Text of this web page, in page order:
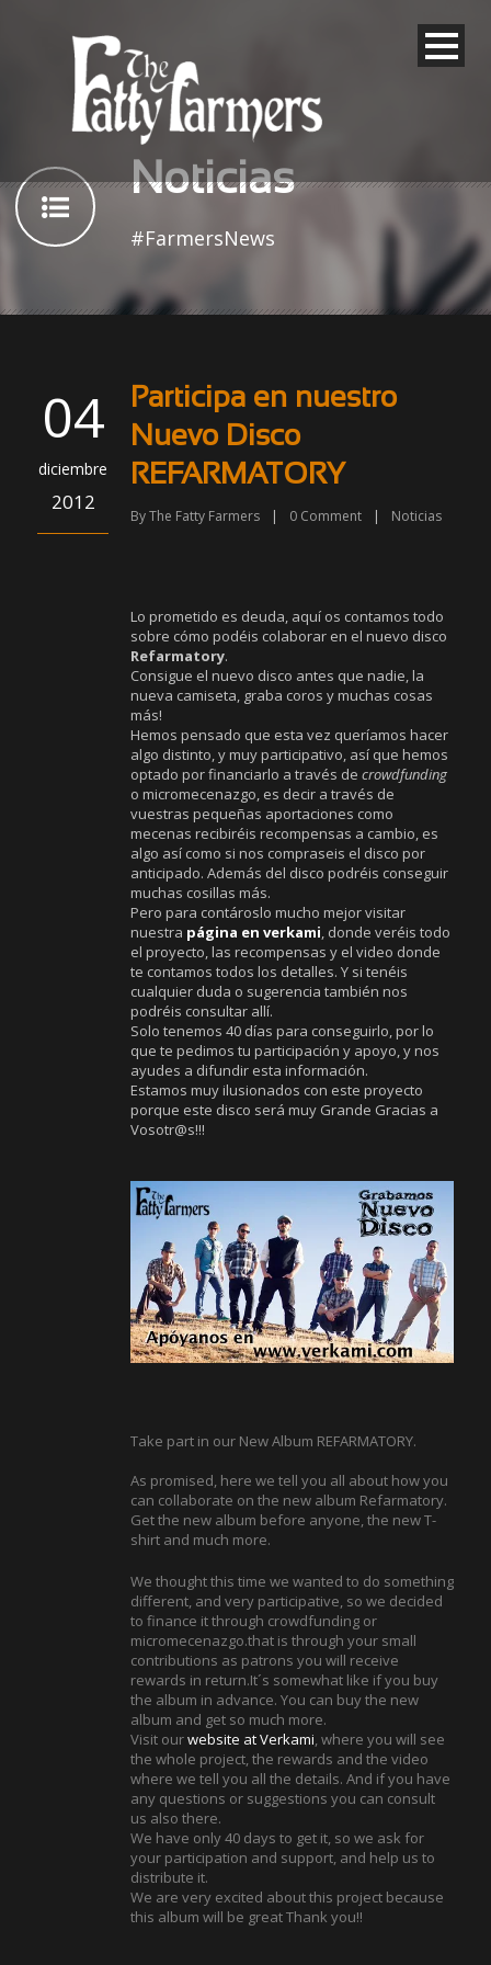
Noticias
#FarmersNews
04
diciembre
2012
Participa en nuestro
Nuevo Disco
REFARMATORY
ByThe Fatty Farmers | 0 Comment | Noticias
Lo prometido es deuda, aquí os contamos todo
sobre cómo podéis colaborar en el nuevo disco
Refarmatory.
Consigue el nuevo disco antes que nadie, la
nueva camiseta, graba coros y muchas cosas
más!
Hemos pensado que esta vez queríamos hacer
algo distinto, y muy participativo, así que hemos
optado por financiarlo a través de crowdfunding
o micromecenazgo, es decir a través de
vuestras pequeñas aportaciones como
mecenas recibiréis recompensas a cambio, es
algo así como si nos compraseis el disco por
anticipado. Además del disco podréis conseguir
muchas cosillas más.
Pero para contároslo mucho mejor visitar
nuestra página en verkami, donde veréis todo
el proyecto, las recompensas y el video donde
te contamos todos los detalles. Y si tenéis
cualquier duda o sugerencia también nos
podréis consultar allí.
Solo tenemos 40 días para conseguirlo, por lo
que te pedimos tu participación y apoyo, y nos
ayudes a difundir esta información.
Estamos muy ilusionados con este proyecto
porque este disco será muy Grande Gracias a
Vosotr@s!!!
Take part in our New Album REFARMATORY.
As promised, here we tell you all about how you
can collaborate on the new album Refarmatory.
Get the new album before anyone, the new T-
shirt and much more.
We thought this time we wanted to do something
different, and very participative, so we decided
to finance it through crowdfunding or
micromecenazgo.that is through your small
contributions as patrons you will receive
rewards in return.It´s somewhat like if you buy
the album in advance. You can buy the new
album and get so much more.
Visit ourwebsite at Verkami, where you will see
the whole project, the rewards and the video
where we tell you all the details. And if you have
any questions or suggestions you can consult
us also there.
We have only 40 days to get it, so we ask for
your participation and support, and help us to
distribute it.
We are very excited about this project because
this album will be great Thank you!!